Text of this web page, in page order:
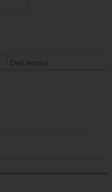
Dati tecnici